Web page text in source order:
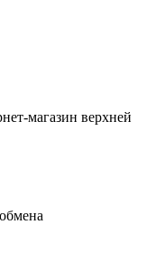
магазин верхней